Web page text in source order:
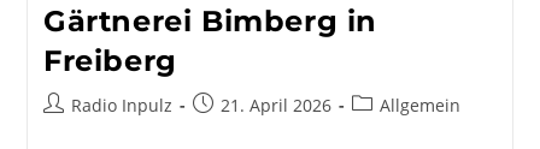
Gärtnerei Bimberg in
Freiberg
Beitrags-
Radio Inpulz
Beitrag21. April 2026
Beitrags-
Allgemein